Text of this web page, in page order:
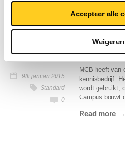
Accepteer alle
Weigeren
E-
aandacht
9th januari 2015
Standard
0
MCB heeft van
kennisbedrijf.
wordt gebruikt,
Campus bouwt
Read more